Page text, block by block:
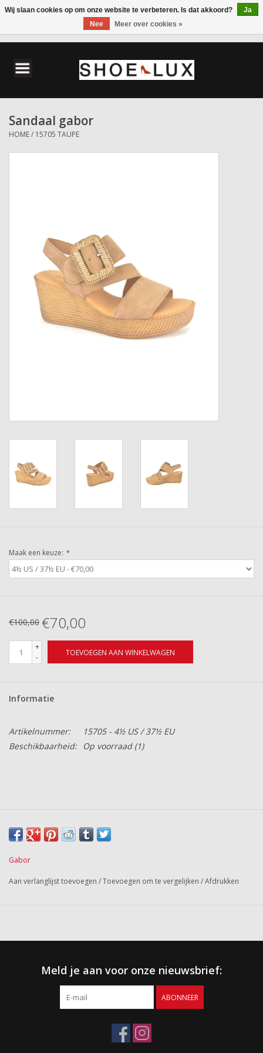
Herenschoenen
Accessoires
Sandaal gabor
HOME/ 15705 TAUPE
Maak een keuze: *
€100,00 €70,00
+
-
TOEVOEGEN AAN WINKELWAGEN
Informatie
Artikelnummer:
15705 - 4½ US / 37½ EU
Beschikbaarheid:
Op voorraad(1)
Gabor
Aan verlanglijst toevoegen /Toevoegen om te vergelijken /Afdrukken
Meld je aan voor onze nieuwsbrief:
ABONNEER
Wij slaan cookies op om onze website te verbeteren. Is dat akkoord?
Ja
Nee
Meer over cookies »